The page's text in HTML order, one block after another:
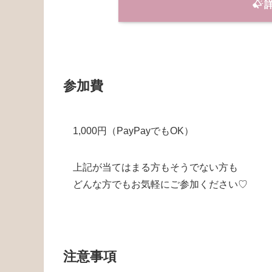
参加費
1,000円（PayPayでもOK）
上記が当てはまる方もそうでない方も
どんな方でもお気軽にご参加ください♡
注意事項